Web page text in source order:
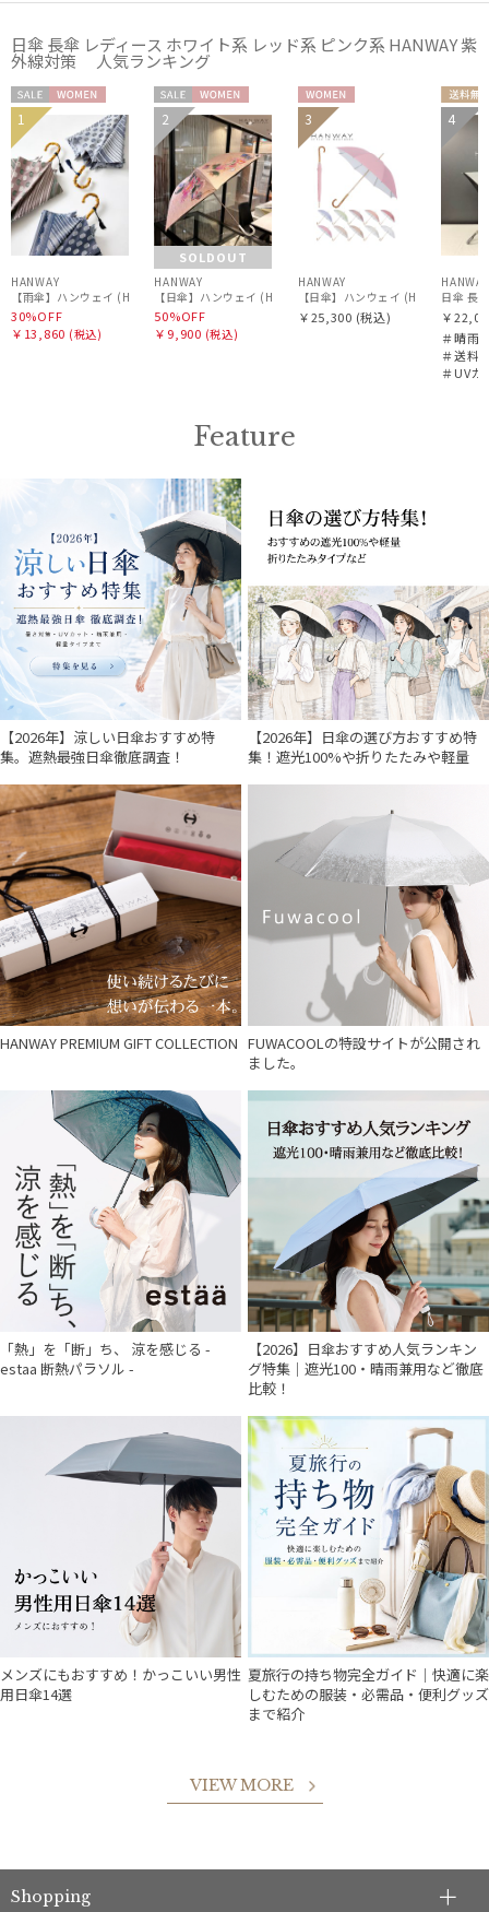
件
日傘 長傘 レディース ホワイト系 レッド系 ピンク系 HANWAY 紫
外線対策 人気ランキング
セー
ル
WOME
1
HANWAY
30%OFF
￥13,860 (税込)
セー
ル
WOME
N
2
SOLDOUT
HANWAY
50%OFF
￥9,900 (税込)
WOME
N
3
HANWAY
￥25,300 (税込)
送料無
4
HANWAY
日傘 長
￥
＃晴雨
＃送料
＃UVカ
Feature
【2026年】涼しい日傘おすすめ特
集。遮熱最強日傘徹底調査！
【2026年】日傘の選び方おすすめ特
集！遮光100%や折りたたみや軽量
HANWAY PREMIUM GIFT COLLECTION FUWACOOLの特設サイトが公開され
ました。
「熱」を「断」ち、 涼を感じる -
estaa 断熱パラソル -
【2026】日傘おすすめ人気ランキン
グ特集｜遮光100・晴雨兼用など徹底
比較！
メンズにもおすすめ！かっこいい男性
用日傘14選
夏旅行の持ち物完全ガイド｜快適に楽
しむための服装・必需品・便利グッズ
まで紹介
VIEW MORE
Shopping